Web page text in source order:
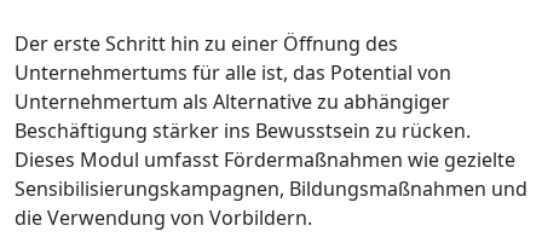
Der erste Schritt hin zu einer Öffnung des
Unternehmertums für alle ist, das Potential von
Unternehmertum als Alternative zu abhängiger
Beschäftigung stärker ins Bewusstsein zu rücken.
Dieses Modul umfasst Fördermaßnahmen wie gezielte
Sensibilisierungskampagnen, Bildungsmaßnahmen und
die Verwendung von Vorbildern.